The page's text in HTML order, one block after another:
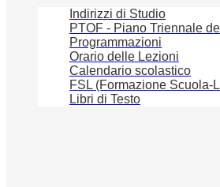
Indirizzi di Studio
PTOF - Piano Triennale
Programmazioni
Orario delle Lezioni
Calendario scolastico
FSL (Formazione Scuola-
Libri di Testo